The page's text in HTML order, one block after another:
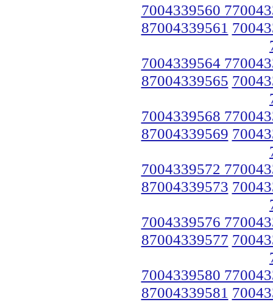
7004339560
87004339561
7004339564
87004339565
7004339568
87004339569
7004339572
87004339573
7004339576
87004339577
7004339580
87004339581